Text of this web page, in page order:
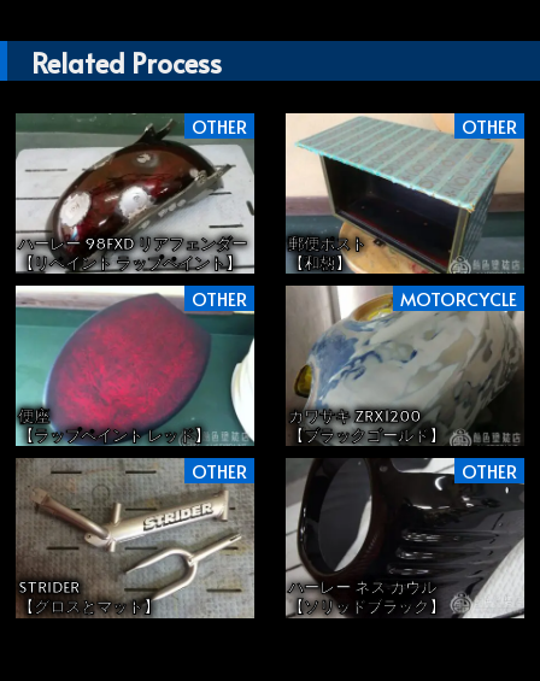
Related Process
OTHER
ハーレー 98FXD リアフェンダー
【リペイント ラップペイント】
OTHER
郵便ポスト
【和柄】
OTHER
便座
【ラップペイント レッド】
MOTORCYCLE
カワサキ ZRX1200
【ブラックゴールド】
OTHER
STRIDER
【グロスとマット】
OTHER
ハーレー ネス カウル
【ソリッドブラック】